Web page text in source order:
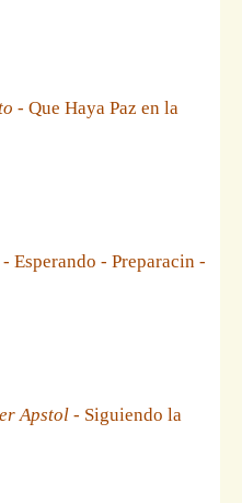
- Que Haya Paz en la
- Esperando - Preparacin -
Apstol - Siguiendo la